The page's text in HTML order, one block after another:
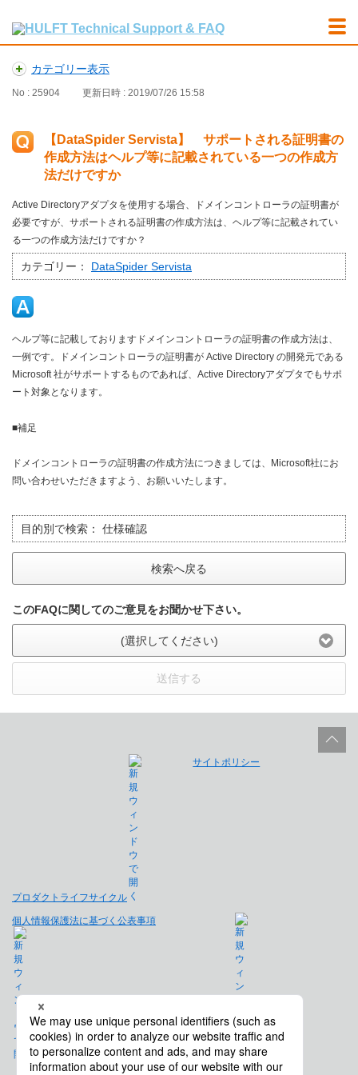
カテゴリー表示
No : 25904 更新日時 : 2019/07/26 15:58
【DataSpider Servista】 サポートされる証明書の
作成方法はヘルプ等に記載されている一つの作成方
法だけですか
Active Directoryアダプタを使用する場合、ドメインコントローラの証明書が
必要ですが、サポートされる証明書の作成方法は、ヘルプ等に記載されてい
る一つの作成方法だけですか？
カテゴリー： DataSpider Servista
ヘルプ等に記載しておりますドメインコントローラの証明書の作成方法は、
一例です。ドメインコントローラの証明書が Active Directory の開発元である
Microsoft 社がサポートするものであれば、Active Directoryアダプタでもサポ
ート対象となります。
■補足
ドメインコントローラの証明書の作成方法につきましては、Microsoft社にお
問い合わせいただきますよう、お願いいたします。
目的別で検索： 仕様確認
検索へ戻る
このFAQに関してのご意見をお聞かせ下さい。
(選択してください)
送信する
プロダクトライフサイクル
サイトポリシー
個人情報保護法に基づく公表事項
免責事項